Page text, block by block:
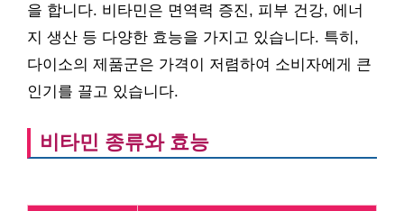
을 합니다. 비타민은 면역력 증진, 피부 건강, 에너
지 생산 등 다양한 효능을 가지고 있습니다. 특히,
다이소의 제품군은 가격이 저렴하여 소비자에게 큰
인기를 끌고 있습니다.
비타민 종류와 효능